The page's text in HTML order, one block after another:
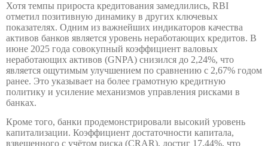
Хотя темпы прироста кредитования замедлились, RBI
отметил позитивную динамику в других ключевых
показателях. Одним из важнейших индикаторов качества
активов банков является уровень неработающих кредитов. В
июне 2025 года совокупный коэффициент валовых
неработающих активов (GNPA) снизился до 2,24%, что
является ощутимым улучшением по сравнению с 2,67% годом
ранее. Это указывает на более грамотную кредитную
политику и усиление механизмов управления рисками в
банках.
Кроме того, банки продемонстрировали высокий уровень
капитализации. Коэффициент достаточности капитала,
взвешенного с учётом риска (CRAR), достиг 17,44%, что